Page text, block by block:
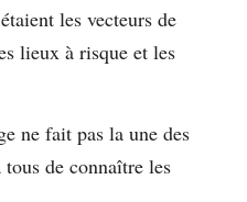
les vecteurs de
lieux à risque et les
ne fait pas la une des
de connaître les